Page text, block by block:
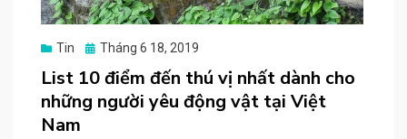
Tin
Posted
Tháng 6 18, 2019
List 10 điểm đến thú vị nhất dành cho
những người yêu động vật tại Việt
Nam